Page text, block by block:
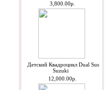
3,800.00р.
Детский Квадроцикл Dual Sus
Suzuki
12,000.00р.